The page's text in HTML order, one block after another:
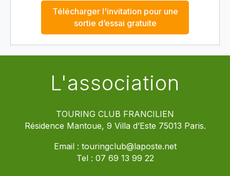
Télécharger l'invitation pour une
sortie d’essai gratuite
L'association
TOURING CLUB FRANCILIEN
Résidence Mantoue, 9 Villa d’Este 75013 Paris.
Email : touringclub@laposte.net
Tel : 07 69 13 99 22